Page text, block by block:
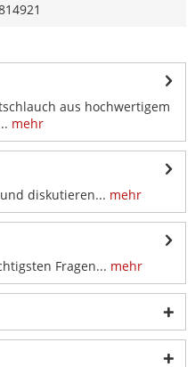
aus hochwertigem
mehr
diskutieren... mehr
Fragen... mehr